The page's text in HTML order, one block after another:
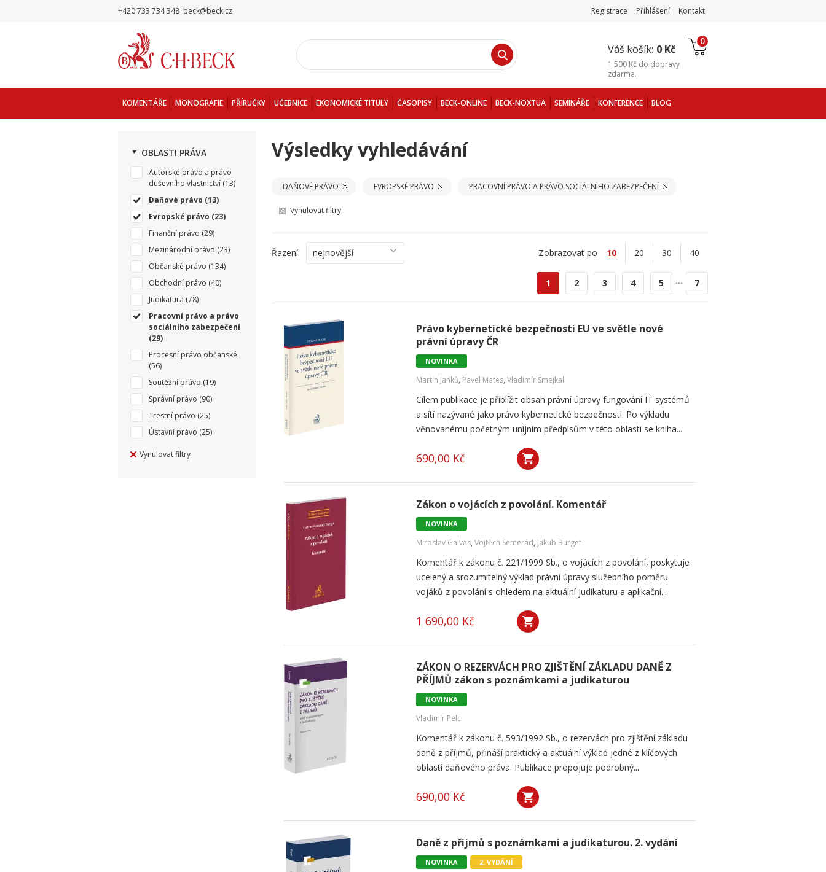
+420 733 734 348 beck@beck.cz Registrace Přihlášení Kontakt
Váš košík: 0 Kč
0
1 500 Kč do dopravy
zdarma.
KOMENTÁŘE MONOGRAFIE PŘÍRUČKY UČEBNICE EKONOMICKÉ TITULY ČASOPISY BECK-ONLINE BECK-NOXTUA SEMINÁŘE KONFERENCE BLOG
OBLASTI PRÁVA
Autorské právo a právo
duševního vlastnictví (13)
Daňové právo (13)
Evropské právo (23)
Finanční právo (29)
Mezinárodní právo (23)
Občanské právo (134)
Obchodní právo (40)
Judikatura (78)
Pracovní právo a právo
sociálního zabezpečení
(29)
Procesní právo občanské
(56)
Soutěžní právo (19)
Správní právo (90)
Trestní právo (25)
Ústavní právo (25)
Vynulovat filtry
Výsledky vyhledávání
DAŇOVÉ PRÁVO EVROPSKÉ PRÁVO PRACOVNÍ PRÁVO A PRÁVO SOCIÁLNÍHO ZABEZPEČENÍ
Vynulovat filtry
Řazení: nejnovější Zobrazovat po 10 20 30 40
1 2 3 4 5 ... 7
Právo kybernetické bezpečnosti EU ve světle nové
právní úpravy ČR
NOVINKA
Martin Janků, Pavel Mates, Vladimír Smejkal
Cílem publikace je přiblížit obsah právní úpravy fungování IT systémů
a sítí nazývané jako právo kybernetické bezpečnosti. Po výkladu
věnovanému početným unijním předpisům v této oblasti se kniha...
690,00 Kč
Zákon o vojácích z povolání. Komentář
NOVINKA
Miroslav Galvas, Vojtěch Semerád, Jakub Burget
Komentář k zákonu č. 221/1999 Sb., o vojácích z povolání, poskytuje
ucelený a srozumitelný výklad právní úpravy služebního poměru
vojáků z povolání s ohledem na aktuální judikaturu a aplikační...
1 690,00 Kč
ZÁKON O REZERVÁCH PRO ZJIŠTĚNÍ ZÁKLADU DANĚ Z
PŘÍJMŮ zákon s poznámkami a judikaturou
NOVINKA
Vladimír Pelc
Komentář k zákonu č. 593/1992 Sb., o rezervách pro zjištění základu
daně z příjmů, přináší praktický a aktuální výklad jedné z klíčových
oblastí daňového práva. Publikace propojuje podrobný...
690,00 Kč
Daně z příjmů s poznámkami a judikaturou. 2. vydání
NOVINKA 2. VYDÁNÍ